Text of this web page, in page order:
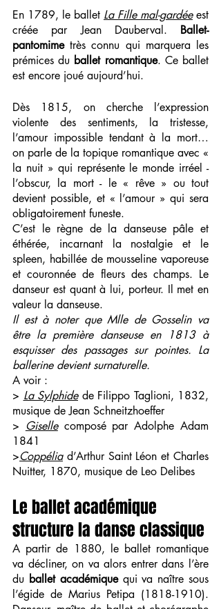
En 1789, le ballet La Fille mal-gardée est
créée par Jean Dauberval. Ballet-
pantomime très connu qui marquera les
prémices du ballet romantique. Ce ballet
est encore joué aujourd’hui.
Dès 1815, on cherche l’expression
violente des sentiments, la tristesse,
l’amour impossible tendant à la mort…
on parle de la topique romantique avec «
la nuit » qui représente le monde irréel -
l’obscur, la mort - le « rêve » ou tout
devient possible, et « l’amour » qui sera
obligatoirement funeste.
C’est le règne de la danseuse pâle et
éthérée, incarnant la nostalgie et le
spleen, habillée de mousseline vaporeuse
et couronnée de fleurs des champs. Le
danseur est quant à lui, porteur. Il met en
valeur la danseuse.
Il est à noter que Mlle de Gosselin va
être la première danseuse en 1813 à
esquisser des passages sur pointes. La
ballerine devient surnaturelle.
A voir :
> La Sylphide de Filippo Taglioni, 1832,
musique de Jean Schneitzhoeffer
> Giselle composé par Adolphe Adam
1841
>Coppélia d’Arthur Saint Léon et Charles
Nuitter, 1870, musique de Leo Delibes
Le ballet académique
structure la danse classique
A partir de 1880, le ballet romantique
va décliner, on va alors entrer dans l’ère
du ballet académique qui va naître sous
l’égide de Marius Petipa (1818-1910).